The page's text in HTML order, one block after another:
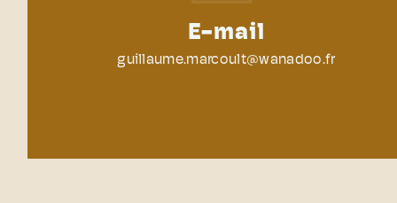
E-mail
guillaume.marcoult@wanadoo.fr